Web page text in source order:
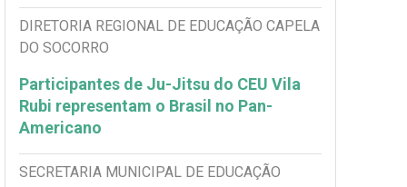
DIRETORIA REGIONAL DE EDUCAÇÃO CAPELA
DO SOCORRO
Participantes de Ju-Jitsu do CEU Vila
Rubi representam o Brasil no Pan-
Americano
SECRETARIA MUNICIPAL DE EDUCAÇÃO